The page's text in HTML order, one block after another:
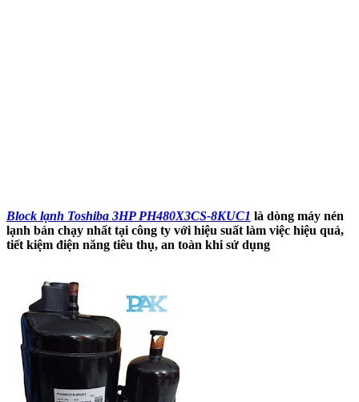
Block lạnh Toshiba 3HP PH480X3CS-8KUC1 là dòng máy nén
lạnh bán chạy nhất tại công ty với hiệu suất làm việc hiệu quả,
tiết kiệm điện năng tiêu thụ, an toàn khi sử dụng